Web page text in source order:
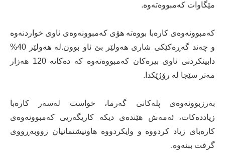
مێگاوات کەمبووەتەوە.
کەمبوونەوەی کارەبا بووەتە هۆی کەمبوونەوەی ئاوی خواردنەوە
و چەند گەڕەکێکی شاری هەولێر بێ ئاو بوون.لە هەولێر 40%
دابینکردنی ئاوی بیرەکان کەمبووەتەوە کە دەکاتە 120 هەزار
مەتر سێجا لە رۆژێکدا.
بەرزبوونەوەی پلەکانی گەرما، خواست لەسەر کارەبا
زیاددەکات، ئەمەش هێندەی دیکە کاریگەریی کەمبوونەوەی
کارەبای زیاد کردووە و وایکردووە هاونیشتمانیان رووبەڕووی
گرفت ببنەوە.